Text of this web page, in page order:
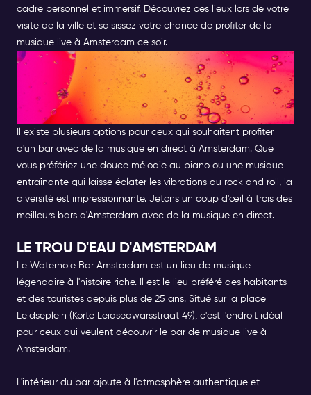
cadre personnel et immersif. Découvrez ces lieux lors de votre
visite de la ville et saisissez votre chance de profiter de la
musique live à Amsterdam ce soir.
TROUVER LE BAR IDÉAL POUR
ÉCOUTER DE LA MUSIQUE EN
DIRECT À AMSTERDAM
Il existe plusieurs options pour ceux qui souhaitent profiter
d'un bar avec de la musique en direct à Amsterdam. Que
vous préfériez une douce mélodie au piano ou une musique
entraînante qui laisse éclater les vibrations du rock and roll, la
diversité est impressionnante. Jetons un coup d'œil à trois des
meilleurs bars d'Amsterdam avec de la musique en direct.
LE TROU D'EAU D'AMSTERDAM
Le Waterhole Bar Amsterdam est un lieu de musique
légendaire à l'histoire riche. Il est le lieu préféré des habitants
et des touristes depuis plus de 25 ans. Situé sur la place
Leidseplein (Korte Leidsedwarsstraat 49), c'est l'endroit idéal
pour ceux qui veulent découvrir le bar de musique live à
Amsterdam.
L'intérieur du bar ajoute à l'atmosphère authentique et